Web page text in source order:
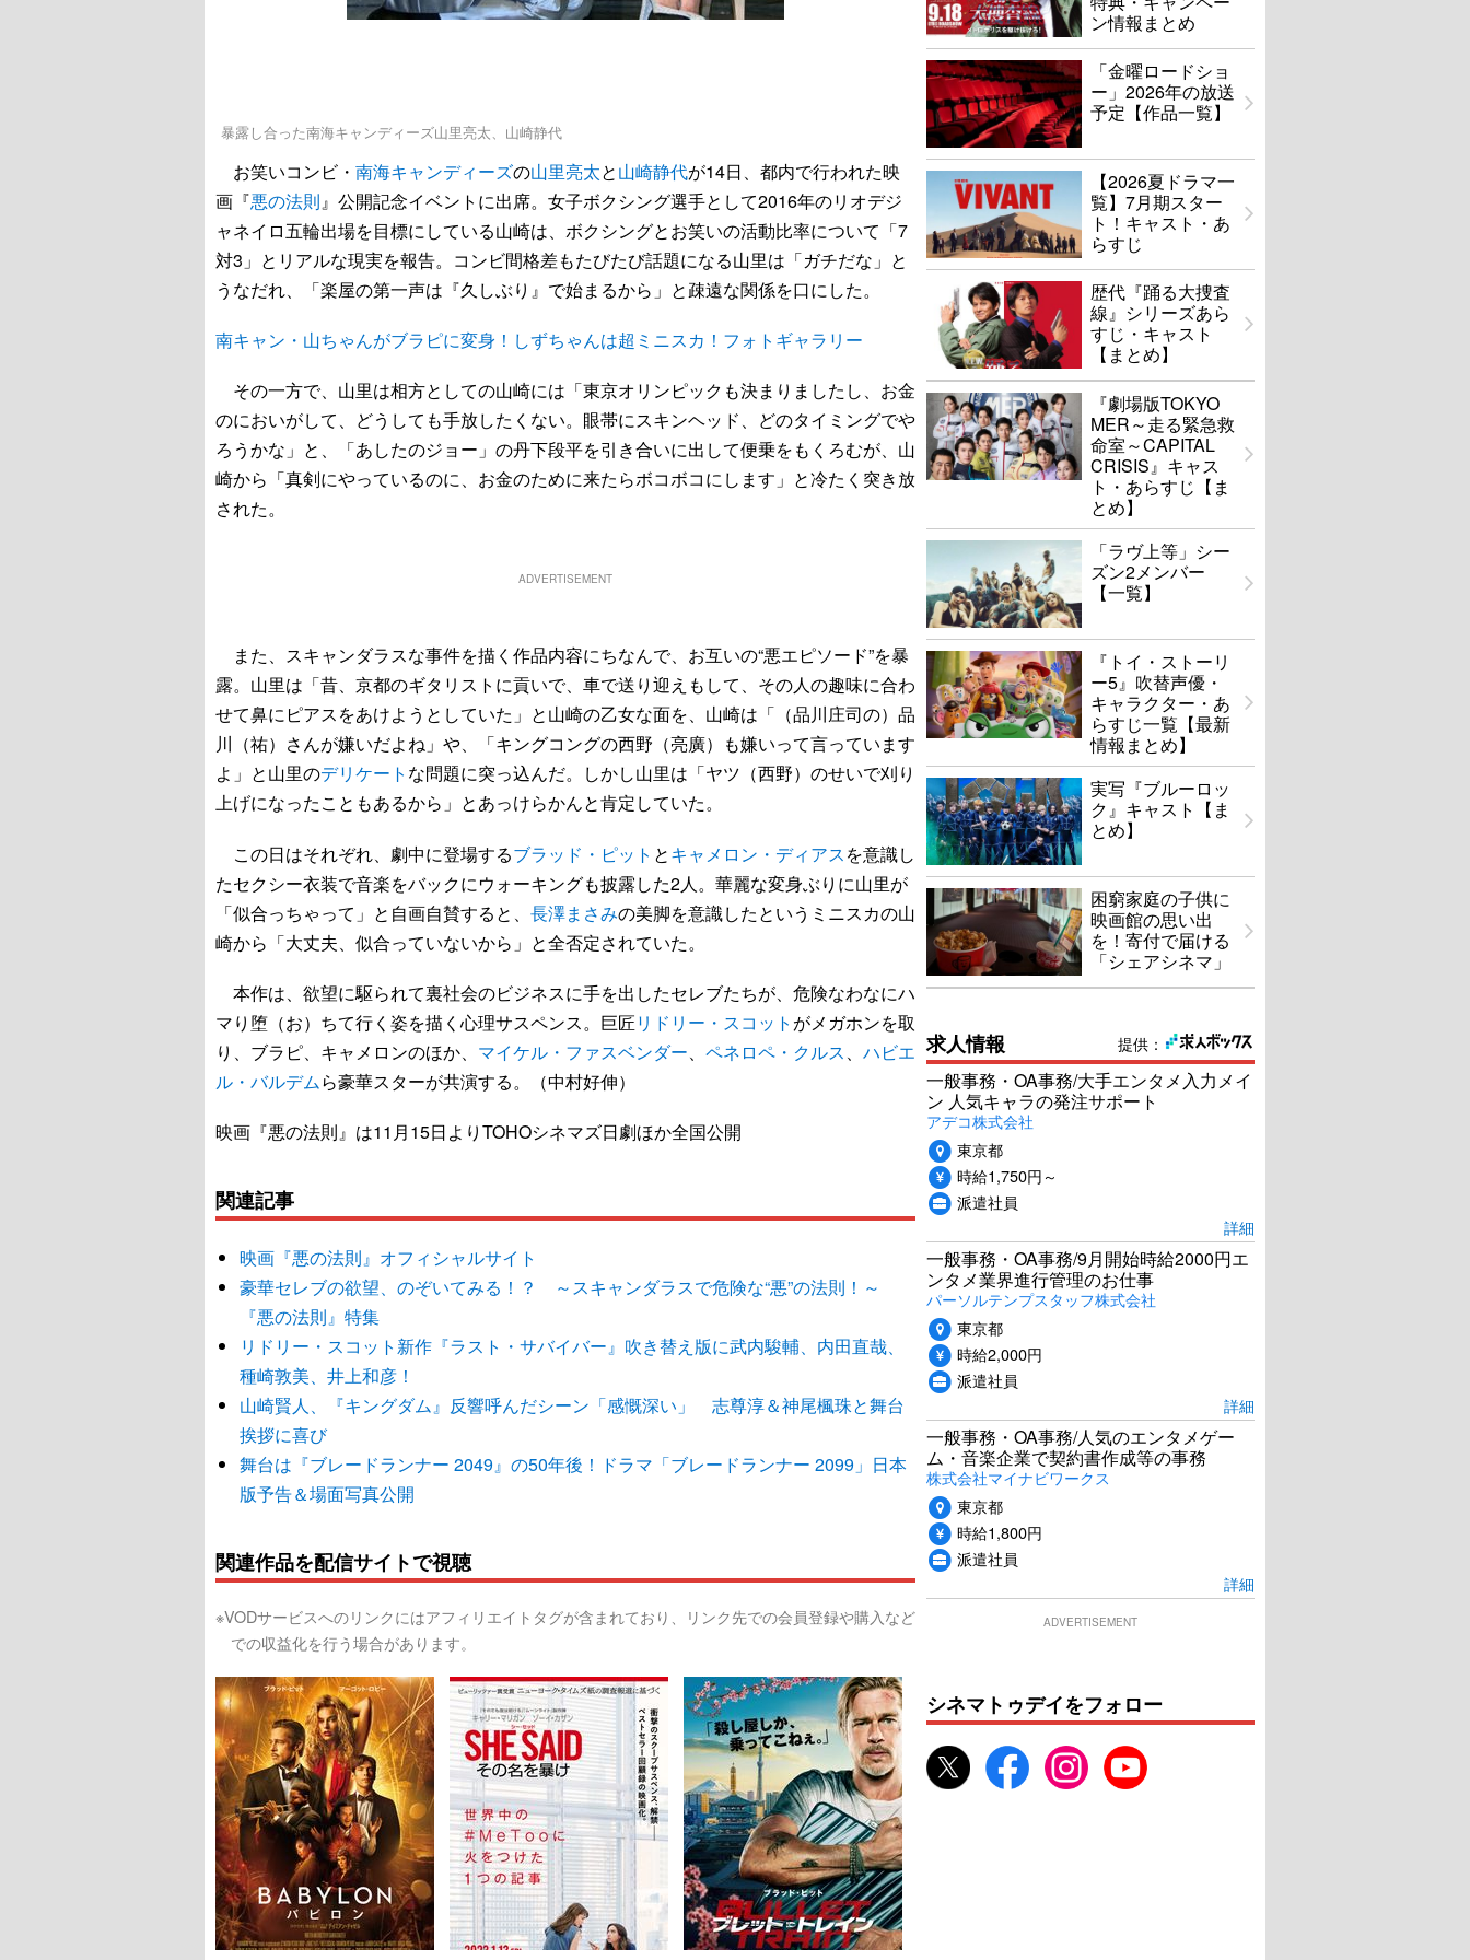
暴露し合った南海キャンディーズ山里亮太、山崎静代
お笑いコンビ・ 南海キャンディーズの山里亮太と山崎静代が14日、都内で行われた映
画『悪の法則』公開記念イベントに出席。女子ボクシング選手として2016年のリオデジ
ャネイロ五輪出場を目標にしている山崎は、ボクシングとお笑いの活動比率について「7
対3」とリアルな現実を報告。コンビ間格差もたびたび話題になる山里は「ガチだな」と
うなだれ、「楽屋の第一声は『久しぶり』で始まるから」と疎遠な関係を口にした。
南キャン・山ちゃんがブラピに変身！しずちゃんは超ミニスカ！フォトギャラリー
その一方で、山里は相方としての山崎には「東京オリンピックも決まりましたし、お金
のにおいがして、どうしても手放したくない。眼帯にスキンヘッド、どのタイミングでや
ろうかな」と、「あしたのジョー」の丹下段平を引き合いに出して便乗をもくろむが、山
崎から「真剣にやっているのに、お金のために来たらボコボコにします」と冷たく突き放
された。
ADVERTISEMENT
また、スキャンダラスな事件を描く作品内容にちなんで、お互いの“悪エピソード”を暴
露。山里は「昔、京都のギタリストに貢いで、車で送り迎えもして、その人の趣味に合わ
せて鼻にピアスをあけようとしていた」と山崎の乙女な面を、山崎は「（品川庄司の）品
川（祐）さんが嫌いだよね」や、「キングコングの西野（亮廣）も嫌いって言っています
よ」と山里のデリケート な問題に突っ込んだ。しかし山里は「ヤツ（西野）のせいで刈り
上げになったこともあるから」とあっけらかんと肯定していた。
この日はそれぞれ、劇中に登場するブラッド・ピット とキャメロン・ディアスを意識し
たセクシー衣装で音楽をバックにウォーキングも披露した2人。華麗な変身ぶりに山里が
「似合っちゃって」と自画自賛すると、 長澤まさみの美脚を意識したというミニスカの山
崎から「大丈夫、似合っていないから」と全否定されていた。
本作は、欲望に駆られて裏社会のビジネスに手を出したセレブたちが、危険なわなにハ
マり堕（お）ちて行く姿を描く心理サスペンス。巨匠リドリー・スコット がメガホンを取
り、ブラピ、キャメロンのほか、 マイケル・ファスベンダー、 ペネロペ・クルス、 ハビエ
ル・バルデムら豪華スターが共演する。（中村好伸）
映画『悪の法則』は11月15日よりTOHOシネマズ日劇ほか全国公開
関連記事
映画『悪の法則』オフィシャルサイト
豪華セレブの欲望、のぞいてみる！？ ～スキャンダラスで危険な“悪”の法則！～
『悪の法則』特集
リドリー・スコット新作『ラスト・サバイバー』吹き替え版に武内駿輔、内田直哉、
種崎敦美、井上和彦！
山崎賢人、『キングダム』反響呼んだシーン「感慨深い」 志尊淳＆神尾楓珠と舞台
挨拶に喜び
舞台は『ブレードランナー 2049』の50年後！ドラマ「ブレードランナー 2099」日本
版予告＆場面写真公開
関連作品を配信サイトで視聴
※VODサービスへのリンクにはアフィリエイトタグが含まれており、リンク先での会員登録や購入など
での収益化を行う場合があります。
ン情報まとめ
「金曜ロードショ
ー」2026年の放送
予定【作品一覧】
【2026夏ドラマ一
覧】7月期スター
ト！キャスト・あ
らすじ
歴代『踊る大捜査
線』シリーズあら
すじ・キャスト
【まとめ】
『劇場版TOKYO
MER～走る緊急救
命室～CAPITAL
CRISIS』キャス
ト・あらすじ【ま
とめ】
「ラヴ上等」シー
ズン2メンバー
【一覧】
『トイ・ストーリ
ー5』吹替声優・
キャラクター・あ
らすじ一覧【最新
情報まとめ】
実写『ブルーロッ
ク』キャスト【ま
とめ】
困窮家庭の子供に
映画館の思い出
を！寄付で届ける
「シェアシネマ」
提供：
求人情報
一般事務・OA事務/大手エンタメ入力メイ
ン 人気キャラの発注サポート
アデコ株式会社
東京都
時給1,750円～
派遣社員
詳細
一般事務・OA事務/9月開始時給2000円エ
ンタメ業界進行管理のお仕事
パーソルテンプスタッフ株式会社
東京都
時給2,000円
派遣社員
詳細
一般事務・OA事務/人気のエンタメゲー
ム・音楽企業で契約書作成等の事務
株式会社マイナビワークス
東京都
時給1,800円
派遣社員
詳細
ADVERTISEMENT
シネマトゥデイをフォロー